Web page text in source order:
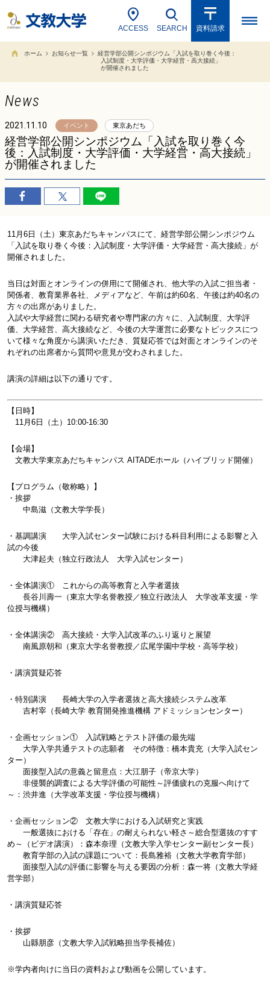
ACCESS SEARCH 資料請求
News
2021.11.10 イベント 東京あだち
経営学部公開シンポジウム「入試を取り巻く今
後：入試制度・大学評価・大学経営・高大接続」
が開催されました
ホーム お知らせ一覧
経営学部公開シンポジウム「入試を取り巻く今後：
入試制度・大学評価・大学経営・高大接続」
が開催されました
11月6 日（土）東京あだちキャンパスにて、経営学部公開シンポジウム
「入試を取り巻く今後：入試制度・大学評価・大学経営・高大接続」が
開催されました。
当日は対面とオンラインの併用にて開催され、他大学の入試ご担当者・
関係者、教育業界各社、メディアなど、午前は約60名、午後は約40名の
方々の出席がありました。
入試や大学経営に関わる研究者や専門家の方々に、入試制度、大学評
価、大学経営、高大接続など、今後の大学運営に必要なトピックスにつ
いて様々な角度から講演いただき、質疑応答では対面とオンラインのそ
れぞれの出席者から質問や意見が交わされました。
講演の詳細は以下の通りです。
【日時】
11 月6日（土） 10:00-16:30
【会場】
文教大学東京あだちキャンパス AITADEホール （ハイブリッド開催）
【プログラム（敬称略）】
・挨拶
中島滋（文教大学学長）
・基調講演 大学入試センター試験における科目利用による影響と入
試の今後
大津起夫（独立行政法人 大学入試センター）
・全体講演① これからの高等教育と入学者選抜
長谷川壽一（東京大学名誉教授／独立行政法人 大学改革支援・学
位授与機構）
・全体講演② 高大接続・大学入試改革のふり返りと展望
南風原朝和（東京大学名誉教授／広尾学園中学校・高等学校）
・講演質疑応答
・特別講演 長崎大学の入学者選抜と高大接続システム改革
吉村宰（長崎大学 教育開発推進機構 アドミッションセンター）
・企画セッション① 入試戦略とテスト評価の最先端
大学入学共通テストの志願者 その特徴：橋本貴充（大学入試セン
ター）
面接型入試の意義と留意点：大江朋子（帝京大学）
非侵襲的調査による大学評価の可能性～評価疲れの克服へ向けて
～：渋井進（大学改革支援・学位授与機構）
・企画セッション② 文教大学における入試研究と実践
一般選抜における「存在」の耐えられない軽さ～総合型選抜のすす
め～（ビデオ講演）：森本奈理（文教大学入学センター副センター長）
教育学部の入試の課題について：長島雅裕（文教大学教育学部）
面接型入試の評価に影響を与える要因の分析：森一将（文教大学経
営学部）
・講演質疑応答
・挨拶
山縣朋彦（文教大学入試戦略担当学長補佐）
※学内者向けに当日の資料および動画を公開しています。